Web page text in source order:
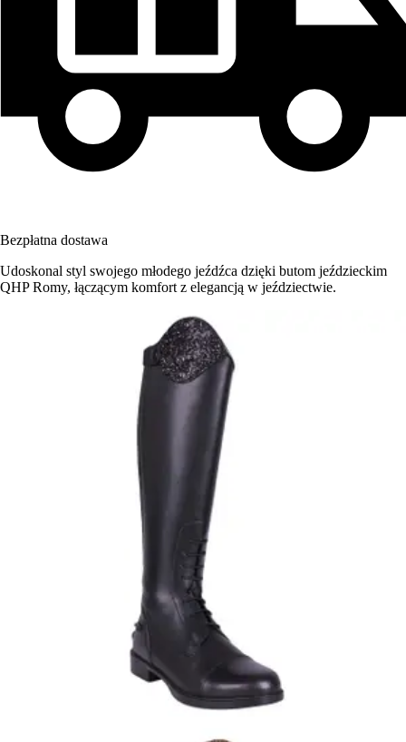
Bezpłatna dostawa
Udoskonal styl swojego młodego jeźdźca dzięki butom jeździeckim
QHP Romy, łączącym komfort z elegancją w jeździectwie.